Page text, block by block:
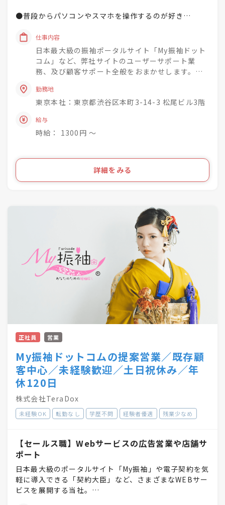
●普段からパソコンやスマホを操作するのが好き
●Word・Excelが得意！
●困ったらとにかくググる！
そんな、ITサービスを使いこなしているあなたなら大丈
他にも、デザイン系ソフトを使える方や、電話業務の経
験ある方も大歓迎！
と楽しく働けますよ♪
仕事内容
日本最大級の振袖ポータルサイト「My振袖ドット
コム」など、弊社サイトのユーザーサポート業
務、及び顧客サポート全般をおまかせします。
●お電話でのご案内、及び問い合わせ対応
●PC入力業務
●ごく簡単なデザイン関連業務
◇慣れるまで、先輩がフォロー＆サポートしま
◆部署の隔てなく、みんな仲の良い職場です。
勤務地
東京本社：東京都渋谷区本町3-14-3 松尾ビル3階
給与
時給： 1300円 〜
詳細をみる
正社員 営業
My振袖ドットコムの提案営業／既存顧
客中心／未経験歓迎／土日祝休み／年
休120日
株式会社TeraDox
未経験OK 転勤なし 学歴不問 経験者優遇 残業少なめ
【セールス職】Webサービスの広告営業や店舗サ
ポート
日本最大級のポータルサイト「My振袖」や電子契約を気
軽に導入できる「契約大臣」など、さまざまなWEBサー
ビスを展開する当社。